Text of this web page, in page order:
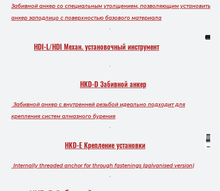
Забивной анкер со специальным утолщением, позволяющим установить
анкер заподлицо с поверхностью базового материала
HDI-L/HDI Механ. установочный инструмент
HKD-D Забивной анкер
Забивной анкер с внутренней резьбой идеально подходит для
крепления систем алмазного бурения
HKD-E Крепление установки
Internally threaded anchor for through fastenings (galvanised version)